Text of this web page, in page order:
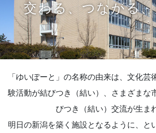
交わる、つながる
「ゆいぽーと」の名称の由来は、文化芸
験活動が結びつき（結い）、さまざまな
びつき（結い）交流が生ま
明日の新潟を築く施設となるように、と